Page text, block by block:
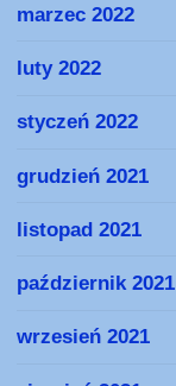
marzec 2022
luty 2022
styczeń 2022
grudzień 2021
listopad 2021
październik 2021
wrzesień 2021